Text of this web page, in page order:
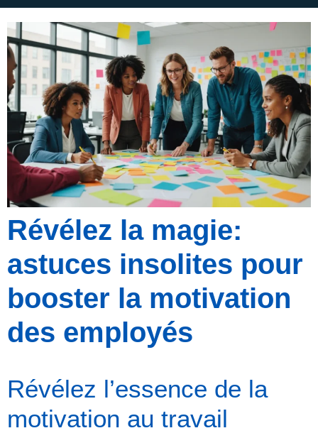
Révélez la magie:
astuces insolites pour
booster la motivation
des employés
Révélez l’essence de la
motivation au travail